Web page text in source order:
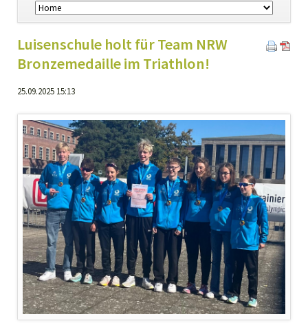
Navigation
überspringen
Luisenschule holt für Team NRW
Bronzemedaille im Triathlon!
25.09.2025 15:13